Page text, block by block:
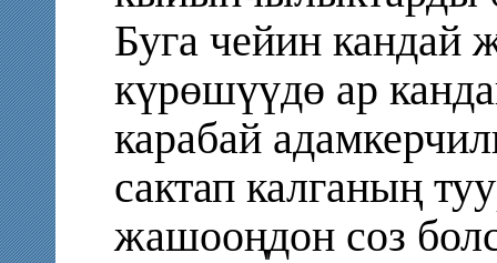
Буга чейин
күрөшүүдө ар
карабай
сактап калганың
жашооңдон соз